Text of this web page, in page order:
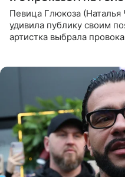
Певица Глюкоза
удивила публику своим
артистка выбрала